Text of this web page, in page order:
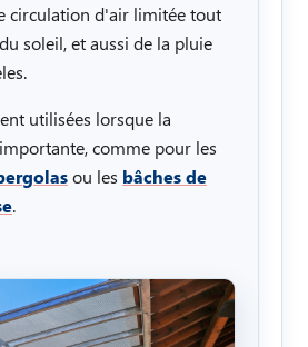
circulation d'air limitée tout
soleil, et aussi de la pluie
utilisées lorsque la
comme pour les
ou les bâches de
.